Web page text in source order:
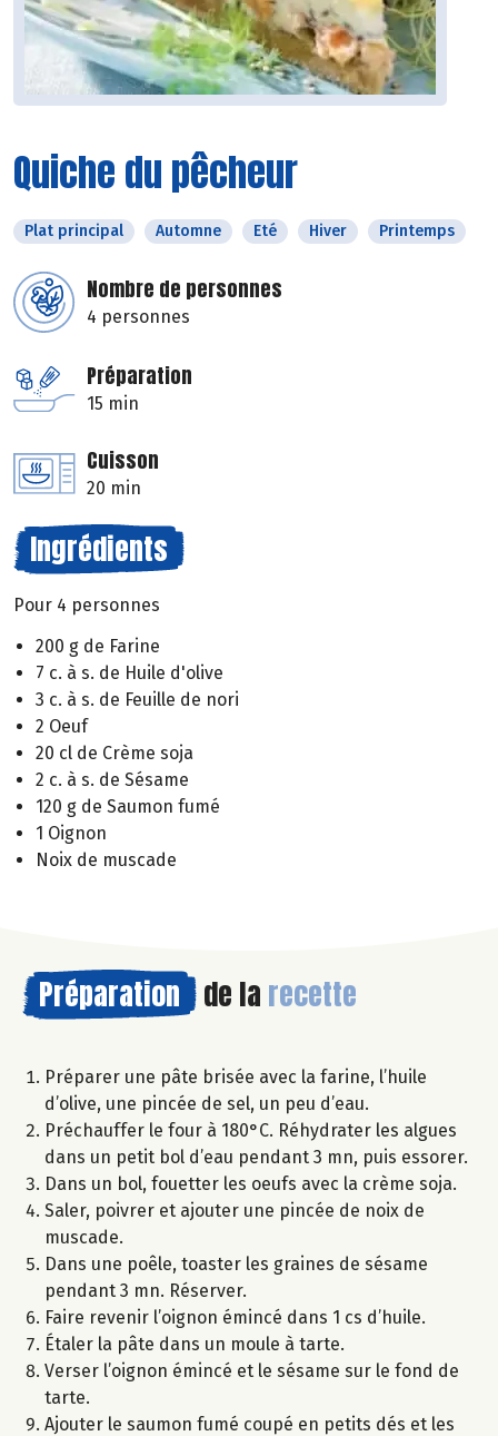
Quiche du pêcheur
Plat principal Automne Eté Hiver Printemps
Nombre de personnes
4 personnes
Préparation
15 min
Cuisson
20 min
Ingrédients
Pour 4 personnes
200 g de Farine
7 c. à s. de Huile d'olive
3 c. à s. de Feuille de nori
2 Oeuf
20 cl de Crème soja
2 c. à s. de Sésame
120 g de Saumon fumé
1 Oignon
Noix de muscade
Préparation de la recette
Préparer une pâte brisée avec la farine, l’huile
d’olive, une pincée de sel, un peu d’eau.
Préchauffer le four à 180°C. Réhydrater les algues
dans un petit bol d’eau pendant 3 mn, puis essorer.
Dans un bol, fouetter les oeufs avec la crème soja.
Saler, poivrer et ajouter une pincée de noix de
muscade.
Dans une poêle, toaster les graines de sésame
pendant 3 mn. Réserver.
Faire revenir l’oignon émincé dans 1 cs d’huile.
Étaler la pâte dans un moule à tarte.
Verser l’oignon émincé et le sésame sur le fond de
tarte.
Ajouter le saumon fumé coupé en petits dés et les